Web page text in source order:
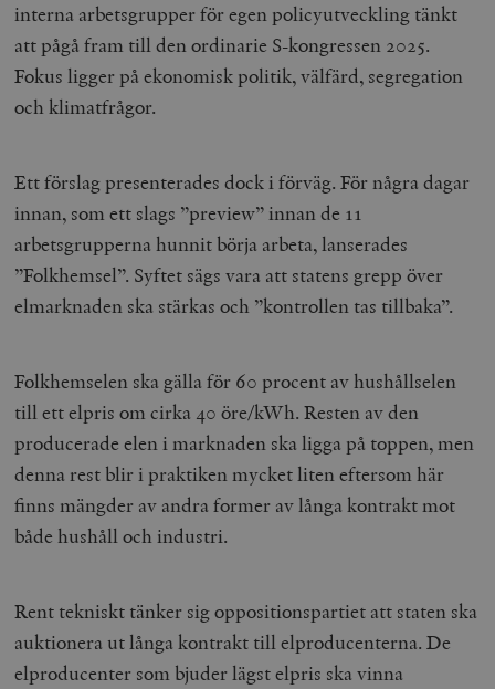
interna arbetsgrupper för egen policyutveckling tänkt
att pågå fram till den ordinarie S-kongressen 2025.
Fokus ligger på ekonomisk politik, välfärd, segregation
och klimatfrågor.
Ett förslag presenterades dock i förväg. För några dagar
innan, som ett slags ”preview” innan de 11
arbetsgrupperna hunnit börja arbeta, lanserades
”Folkhemsel”. Syftet sägs vara att statens grepp över
elmarknaden ska stärkas och ”kontrollen tas tillbaka”.
Folkhemselen ska gälla för 60 procent av hushållselen
till ett elpris om cirka 40 öre/kWh. Resten av den
producerade elen i marknaden ska ligga på toppen, men
denna rest blir i praktiken mycket liten eftersom här
finns mängder av andra former av långa kontrakt mot
både hushåll och industri.
Rent tekniskt tänker sig oppositionspartiet att staten ska
auktionera ut långa kontrakt till elproducenterna. De
elproducenter som bjuder lägst elpris ska vinna